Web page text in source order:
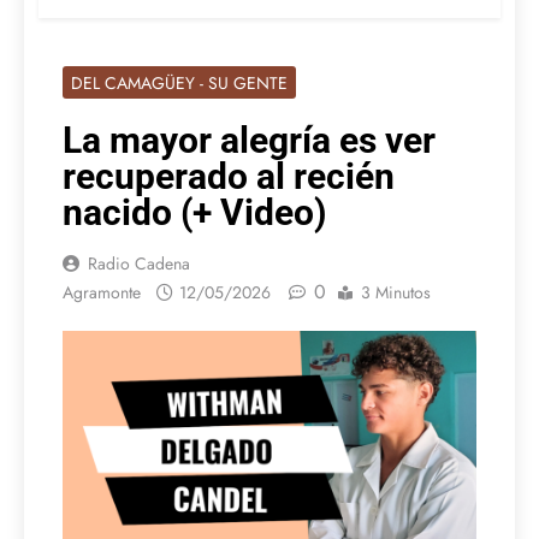
DEL CAMAGÜEY - SU GENTE
La mayor alegría es ver
recuperado al recién
nacido (+ Video)
Radio Cadena
Agramonte
12/05/2026 0 3 Minutos